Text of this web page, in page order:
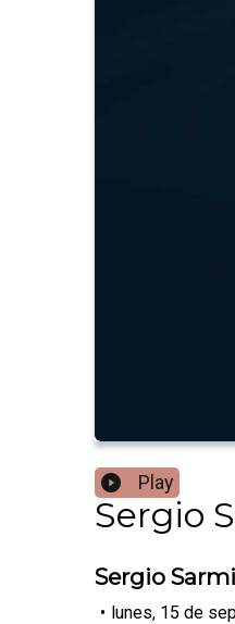
Play
Sergio
Sergio
• lunes, 15 de